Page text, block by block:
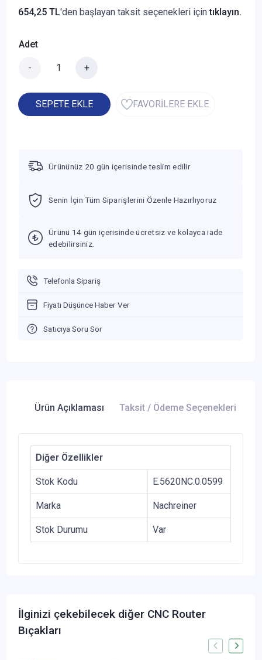
654,25 TL'den başlayan taksit seçenekleri içintıklayın.
Adet
- +
SEPETE EKLE FAVORİLERE EKLE
Ürününüz 20 gün içerisinde teslim edilir
Senin İçin Tüm Siparişlerini Özenle Hazırlıyoruz
Ürünü 14 gün içerisinde ücretsiz ve kolayca iade
edebilirsiniz.
Telefonla Sipariş
Fiyatı Düşünce Haber Ver
Satıcıya Soru Sor
Ürün Açıklaması Taksit / Ödeme Seçenekleri
Diğer Özellikler
Stok Kodu E.5620NC.0.0599
Marka Nachreiner
Stok Durumu Var
İlginizi çekebilecek diğer CNC Router
Bıçakları